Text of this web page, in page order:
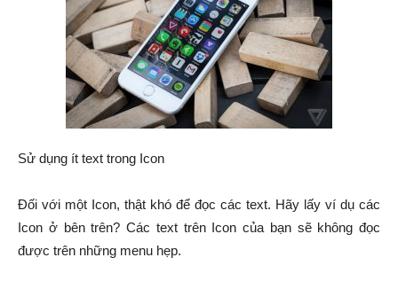
Sử dụng ít text trong Icon
Đối với một Icon, thật khó để đọc các text. Hãy lấy ví dụ các
Icon ở bên trên? Các text trên Icon của bạn sẽ không đọc
được trên những menu hẹp.